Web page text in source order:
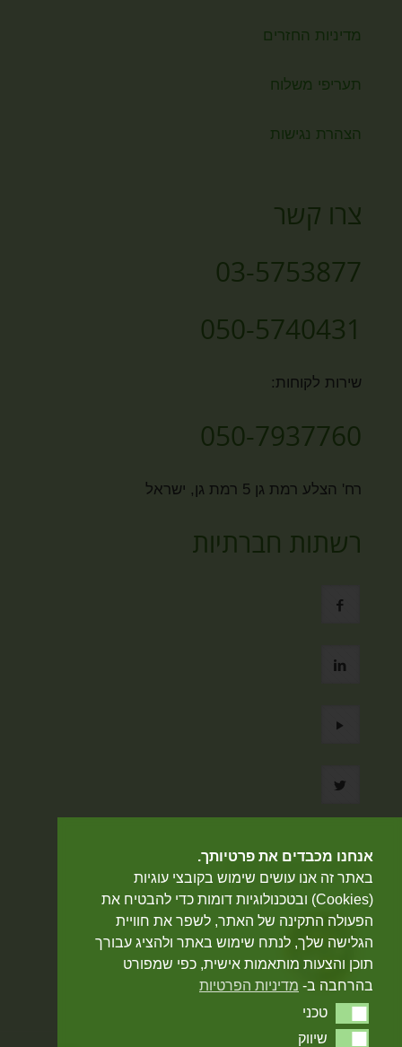
מדיניות החזרים
תעריפי משלוח
הצהרת נגישות
צרו קשר
03-5753877
050-5740431
שירות לקוחות:
050-7937760
רח' הצלע רמת גן 5 רמת גן, ישראל
רשתות חברתיות
אתר מאובטח
אנחנו מכבדים את פרטיותך.
באתר זה אנו עושים שימוש בקובצי עוגיות
(Cookies) ובטכנולוגיות דומות כדי להבטיח את
הפעולה התקינה של האתר, לשפר את חוויית
הגלישה שלך, לנתח שימוש באתר ולהציג עבורך
תוכן והצעות מותאמות אישית, כפי שמפורט
בהרחבה ב- מדיניות הפרטיות
טכני
שיווק